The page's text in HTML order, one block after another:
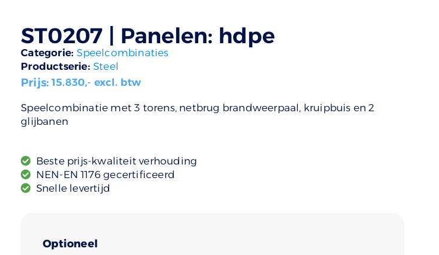
ST0207 | Panelen: hdpe
Categorie:Speelcombinaties
Productserie:Steel
Prijs:15.830,- excl. btw
Speelcombinatie met 3 torens, netbrug brandweerpaal, kruipbuis en 2
glijbanen
Beste prijs-kwaliteit verhouding
NEN-EN 1176 gecertificeerd
Snelle levertijd
Optioneel